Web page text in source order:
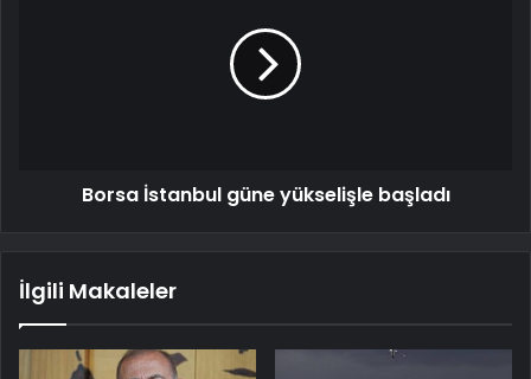
Borsa İstanbul güne yükselişle başladı
İlgili Makaleler